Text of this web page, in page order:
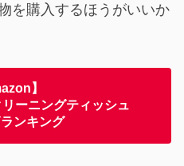
を購入するほうがいいか
】
ーニングティッシュ
ンキング